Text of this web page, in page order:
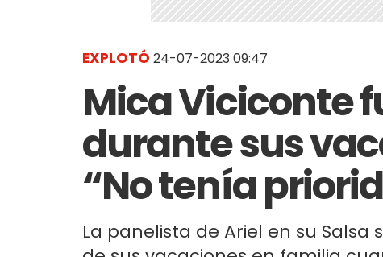
EXPLOTÓ 24-07-2023 09:47
Mica Viciconte
durante sus
“No tenía
La panelista de Ariel en su